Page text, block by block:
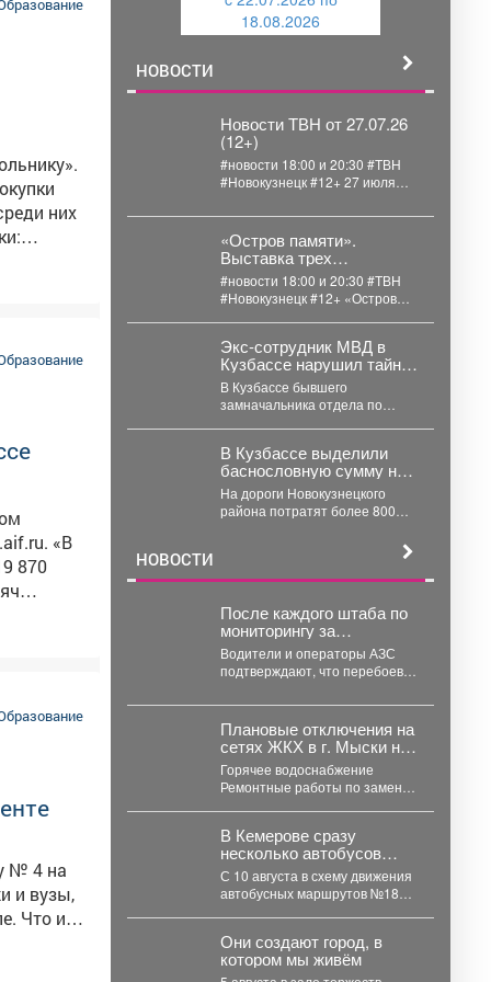
на
3
«В
870
было
708
№ 4 на
и вузы,
Что из
18.08.2026
НОВОСТИ
Новости ТВН от 27.07.26
(12+)
#новости 18:00 и 20:30 #ТВН
#Новокузнецк #12+ 27 июля
(12+):...
«Остров памяти».
Выставка трех
художников.
#новости 18:00 и 20:30 #ТВН
#Новокузнецк #12+ «Остров
Экс-сотрудник МВД в
Кузбассе нарушил тайну
ребёнка: как его наказали
В Кузбассе бывшего
замначальника отдела по
несовершеннолетнего. ...
В Кузбассе выделили
баснословную сумму на
вечную проблему: 826
млн на ремонт
На дороги Новокузнецкого
района потратят более 800
НОВОСТИ
После каждого штаба по
мониторингу за
топливным рынком я на
местах проверяю,
соответствует ли
озвученная информация
действительности.
Водители и операторы АЗС
подтверждают, что перебоев в
топлива есть в...
Плановые отключения на
сетях ЖКХ в г. Мыски на
07 августа 2026 г.
Горячее водоснабжение
Ремонтные работы по замене
В Кемерове сразу
несколько автобусов
получат дополнительную
остановку
С 10 августа в схему движения
автобусных маршрутов №182э,
Они создают город, в
котором мы живём